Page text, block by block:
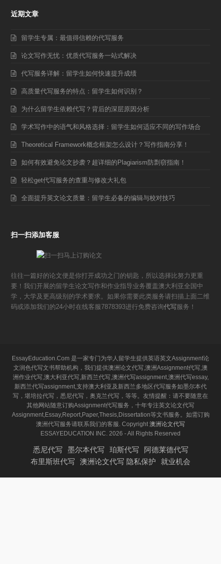
近期文章
留学生专属：最值得信赖的代写服务
论文写作无忧：优质代写服务一站式解决
代写服务详解：留学生如何快速提升成绩
高质量代写服务的特点：留学生如何识别？
为什么留学生依赖代写？背后的深层原因分析
学术写作中的语气和风格选择：留学生如何适应不同的写作场合
Theoretical Framework概念框架怎么设计？写作指南分享！
如何有效避免论文抄袭？超详细的Plagiarism防剽窃指南！
轻松get代写服务的查重与修改大礼包
全面提升英文论文质量：留学生必备的编辑与校对技巧
扫一扫添加客服
往往一篇好的论文便是你打开成功之门的钥匙，所以选择比努力更重
要！我们开展的留学生论文写作和作业指导业务覆盖澳大利亚全国中
学，大学及更高级别的学术要求。如果你需要此类服务请扫描上面二维
码或添加我们的24小时在线客服7878393进行免费咨询代写 服务！
EssayEducation.Com 是一家专门为华人留学生提供英语英文Assignment论
文润色代写文书帮助机构，我们提供澳洲论文代写,澳洲Assignment代写,澳
洲作业代写,澳大利亚代写,新西兰代写,澳洲代写assignment,澳洲代写essay,
新西兰代写assignment,支持澳大利亚及新西兰多地区代写服务如墨尔本代
写，堪培拉代写，悉尼代写，奥克兰代写，等等。友情提醒：请不要随意在
其他网站随意订购Assignment代写服务，十年专注英文论文代写
Assignment,Essay,Report,Paper,Thesis,Dissertation等文书服务。如需订购
澳洲代写服务请联系我们的客服. Copyright 澳洲论文代写
ESSAYEDUCATION INC. 2026 - All Rights Reserved
悉尼代写 墨尔本代写 珀斯代写
阿德莱德代写
布里斯班代写
澳洲论文代写 隐私保护 就业机会